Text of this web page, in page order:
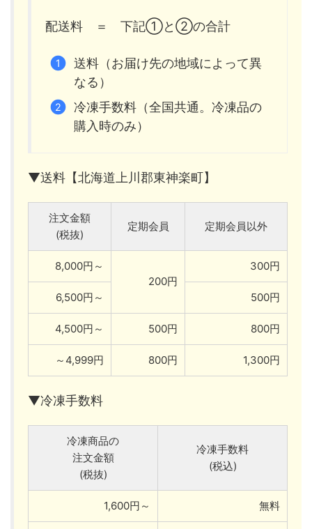
配送料 ＝ 下記①と②の合計
送料（お届け先の地域によって異
なる）
冷凍手数料（全国共通。冷凍品の
購入時のみ）
▼送料【北海道上川郡東神楽町】
注文金額
(税抜)
定期会員 定期会員以外
8,000円～
200円
300円
6,500円～ 500円
4,500円～ 500円 800円
～4,999円 800円 1,300円
▼冷凍手数料
冷凍商品の
注文金額
(税抜)
冷凍手数料
(税込)
1,600円～ 無料